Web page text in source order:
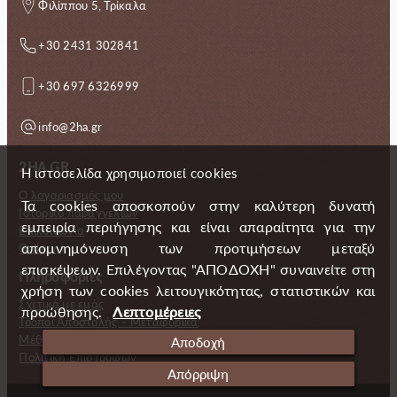
Φιλίππου 5, Τρίκαλα
+30 2431 302841
+30 697 6326999
info@2ha.gr
2HA.GR
Ο λογαριασμός μου
Ιστορικό παραγγελιών
Επικοινωνία
Gallery
Πληροφορίες
Σχετικά με εμάς
Τρόποι Αποστολής – Μεταφορικά
Μέθοδοι πληρωμής
Πολιτική Επιστροφών
Η ιστοσελίδα χρησιμοποιεί cookies
Τα cookies αποσκοπούν στην καλύτερη δυνατή
εμπειρία περιήγησης και είναι απαραίτητα για την
απομνημόνευση των προτιμήσεων μεταξύ
επισκέψεων. Επιλέγοντας "ΑΠΟΔΟΧΗ" συναινείτε στη
χρήση των cookies λειτουγικότητας, στατιστικών και
προώθησης.
Λεπτομέρειες
Αποδοχή
Απόρριψη